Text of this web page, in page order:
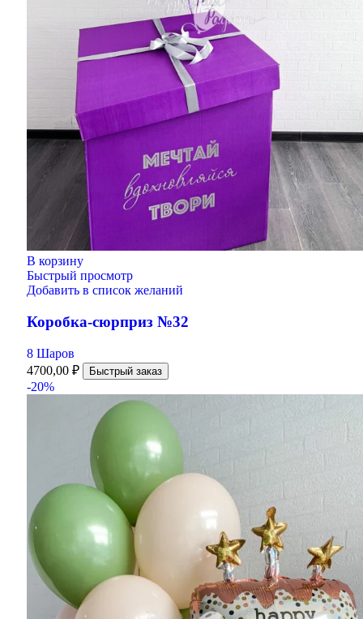
В корзину
Быстрый просмотр
Добавить в список желаний
Коробка-сюрприз №32
8 Шаров
4700,00 ₽ Быстрый заказ
-20%